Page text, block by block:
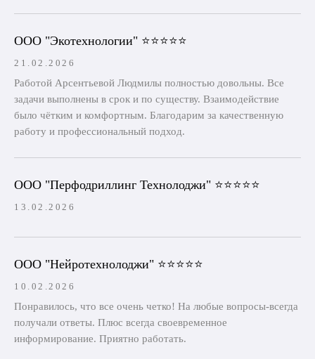
ООО "Экотехнологии" ⭐⭐⭐⭐⭐
21.02.2026
Работой Арсентьевой Людмилы полностью довольны. Все
задачи выполнены в срок и по существу. Взаимодействие
было чётким и комфортным. Благодарим за качественную
работу и профессиональный подход.
ООО "Перфодриллинг Технолоджи" ⭐⭐⭐⭐⭐
13.02.2026
ООО "Нейротехнолоджи" ⭐⭐⭐⭐⭐
10.02.2026
Понравилось, что все очень четко! На любые вопросы-всегда
получали ответы. Плюс всегда своевременное
информирование. Приятно работать.